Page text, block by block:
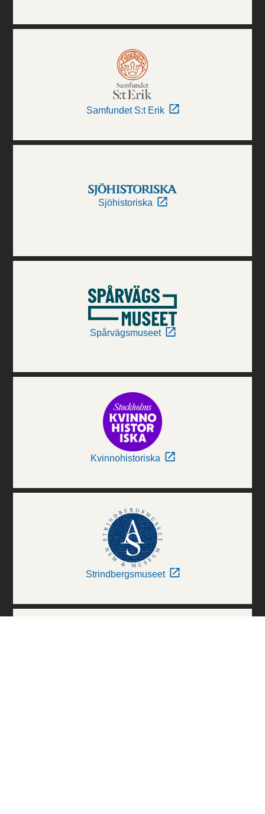
Samfundet S:t Erik
Sjöhistoriska
Spårvägsmuseet
Kvinnohistoriska
Strindbergsmuseet